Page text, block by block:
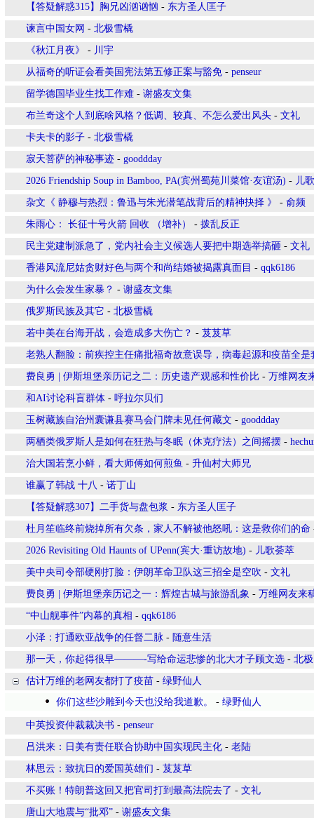
【答疑解惑315】胸兄凶汹讻忷 - 东方圣人匡子
谏言中国女网 - 北极雪橇
《秋江月夜》 - 川宇
从福奇的听证会看美国宪法第五修正案与豁免 - penseur
留学德国毕业生找工作难 - 谢盛友文集
布兰奇这个人到底啥风格？低调、较真、不怎么爱出风头 - 文礼
卡夫卡的影子 - 北极雪橇
寂天菩萨的神秘事迹 - gooddday
2026 Friendship Soup in Bamboo, PA(宾州蜀苑川菜馆·友谊汤) - 儿
杂文《 静穆与热烈：鲁迅与朱光潜笔战背后的精神抉择 》 - 俞频
朱雨心： 长征十号火箭 回收 （增补） - 拨乱反正
民主党建制派急了，党内社会主义候选人要把中期选举搞砸 - 文礼
香港风流尼姑贪财好色与两个和尚结婚被揭露真面目 - qqk6186
为什么会发生家暴？ - 谢盛友文集
俄罗斯民族及其它 - 北极雪橇
若中美在台海开战，会造成多大伤亡？ - 芨芨草
老熟人翻脸：前疾控主任痛批福奇故意误导，病毒起源和疫苗全是
费良勇 | 伊斯坦堡亲历记之二：历史遗产观感和性价比 - 万维网友
和AI讨论科盲群体 - 呼拉尔贝们
玉树藏族自治州囊谦县赛马会门牌未见任何藏文 - gooddday
两栖类俄罗斯人是如何在狂热与冬眠（休克疗法）之间摇摆 -
治大国若烹小鲜，看大师傅如何煎鱼 - 升仙村大师兄
谁赢了韩战 十八 - 诺丁山
【答疑解惑307】二手货与盘包浆 - 东方圣人匡子
杜月笙临终前烧掉所有欠条，家人不解被他怒吼：这是救你们的命
2026 Revisiting Old Haunts of UPenn(宾大·重访故地) - 儿歌荟萃
美中央司令部硬刚打脸：伊朗革命卫队这三招全是空吹 - 文礼
费良勇 | 伊斯坦堡亲历记之一：辉煌古城与旅游乱象 - 万维网友来
“中山舰事件”内幕的真相 - qqk6186
小泽：打通欧亚战争的任督二脉 - 随意生活
那一天，你起得很早———-写给命运悲惨的北大才子顾文选 - 北
估计万维的老网友都打了疫苗 - 绿野仙人
你们这些沙雕到今天也没给我道歉。
- 绿野仙人
中英投资仲裁裁决书 - penseur
吕洪来：日美有责任联合协助中国实现民主化 - 老陆
林思云：致抗日的爱国英雄们 - 芨芨草
不买账！特朗普这回又把官司打到最高法院去了 - 文礼
唐山大地震与“批邓” - 谢盛友文集